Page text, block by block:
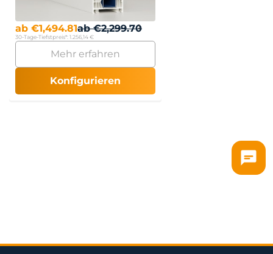
ab €1,494.81ab€2,299.70
30-Tage-Tiefstpreis*:1.256,14 €
Mehr erfahren
Konfigurieren